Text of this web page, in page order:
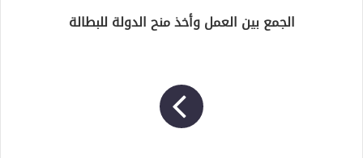
الجمع بين العمل وأخذ منح الدولة للبطالة